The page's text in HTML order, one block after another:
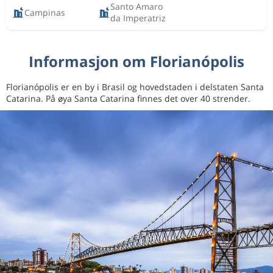
Campinas
Santo Amaro
da Imperatriz
Informasjon om Florianópolis
Florianópolis er en by i Brasil og hovedstaden i delstaten Santa
Catarina. På øya Santa Catarina finnes det over 40 strender.